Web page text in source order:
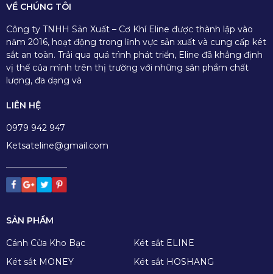
VỀ CHÚNG TÔI
Công ty TNHH Sản Xuất – Cơ Khí Eline được thành lập vào
năm 2016, hoạt động trong lĩnh vực sản xuất và cung cấp két
sắt an toàn. Trải qua quá trình phát triển, Eline đã khẳng định
vị thế của mình trên thị trường với những sản phẩm chất
lượng, đa dạng và
LIÊN HỆ
0979 942 947
Ketsateline@gmail.com
SẢN PHẨM
Cánh Cửa Kho Bạc
Két sắt ELINE
Két sắt MONEY
Két sắt HOSHANG